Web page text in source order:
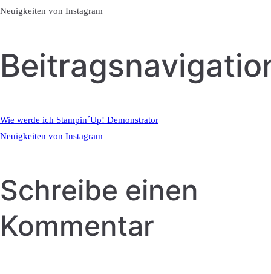
Neuigkeiten von Instagram
Wie werde ich Stampin´Up! Demonstrator
Neuigkeiten von Instagram
Schreibe einen
Kommentar